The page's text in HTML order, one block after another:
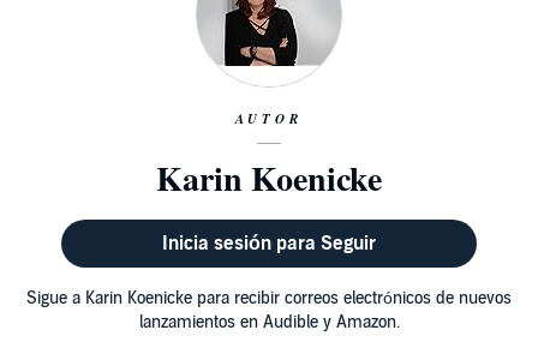
AUTOR
Karin Koenicke
Inicia sesión para Seguir
Sigue a Karin Koenicke para recibir correos electrónicos de nuevos
lanzamientos en Audible y Amazon.